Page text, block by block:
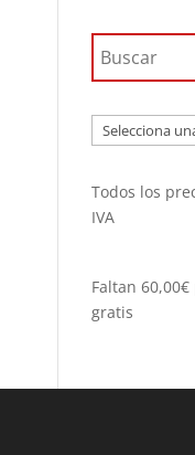
Selecciona
una
Todos los
IVA
Faltan60,00€
gratis